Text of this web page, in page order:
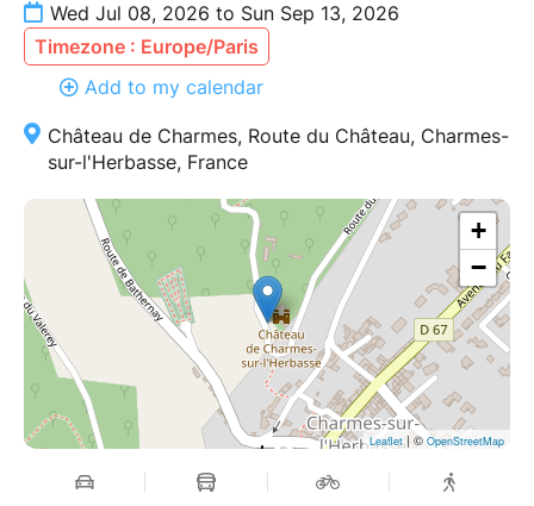
Wed Jul 08, 2026 to Sun Sep 13, 2026
Timezone : Europe/Paris
Add to my calendar
Château de Charmes, Route du Château, Charmes-
sur-l'Herbasse, France
+
−
Leaflet| © OpenStreetMap